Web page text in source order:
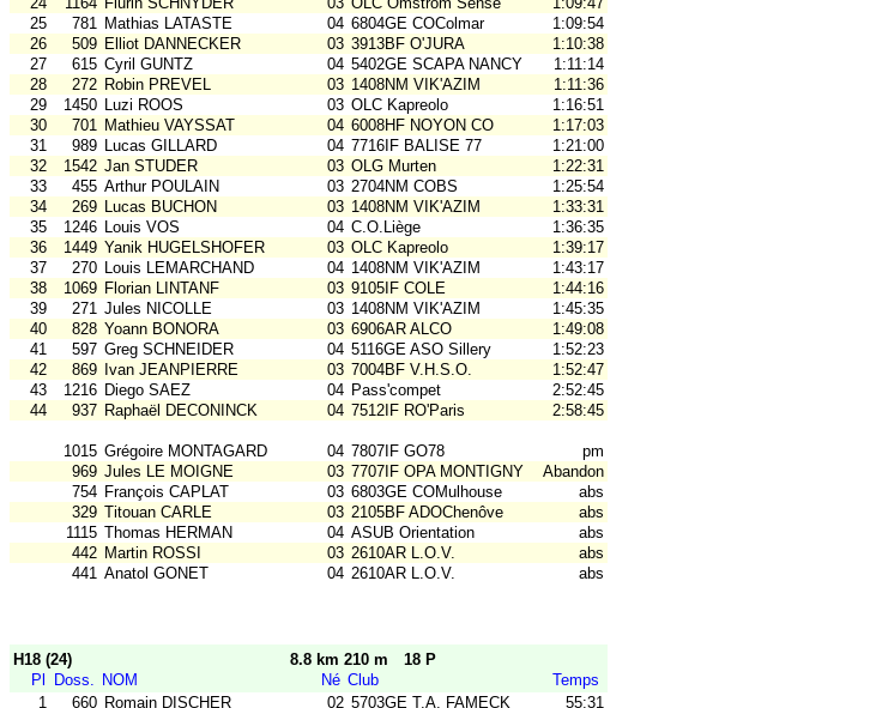
25
781 Mathias LATASTE 04 6804GE COColmar
1:09:54
26
509 Elliot DANNECKER 03 3913BF O'JURA
1:10:38
27
615 Cyril GUNTZ 04 5402GE SCAPA NANCY
1:11:14
28
272 Robin PREVEL 03 1408NM VIK'AZIM
1:11:36
29
1450 Luzi ROOS 03 OLC Kapreolo
1:16:51
30
701 Mathieu VAYSSAT 04 6008HF NOYON CO
1:17:03
31
989 Lucas GILLARD 04 7716IF BALISE 77
1:21:00
32
1542 Jan STUDER 03 OLG Murten
1:22:31
33
455 Arthur POULAIN 03 2704NM COBS
1:25:54
34
269 Lucas BUCHON 03 1408NM VIK'AZIM
1:33:31
35
1246 Louis VOS 04 C.O.Liège
1:36:35
36
1449 Yanik HUGELSHOFER 03 OLC Kapreolo
1:39:17
37
270 Louis LEMARCHAND 04 1408NM VIK'AZIM
1:43:17
38
1069 Florian LINTANF 03 9105IF COLE
1:44:16
39
271 Jules NICOLLE 03 1408NM VIK'AZIM
1:45:35
40
828 Yoann BONORA 03 6906AR ALCO
1:49:08
41
597 Greg SCHNEIDER 04 5116GE ASO Sillery
1:52:23
42
869 Ivan JEANPIERRE 03 7004BF V.H.S.O.
1:52:47
43
1216 Diego SAEZ 04 Pass'compet
2:52:45
44
937 Raphaël DECONINCK 04 7512IF RO'Paris 2:58:45
1015 Grégoire MONTAGARD 04 7807IF GO78
pm
969 Jules LE MOIGNE 03 7707IF OPA MONTIGNY
Abandon
754 François CAPLAT 03 6803GE COMulhouse
abs
329 Titouan CARLE 03 2105BF ADOChenôve
abs
1115 Thomas HERMAN 04 ASUB Orientation
abs
442 Martin ROSSI 03 2610AR L.O.V.
abs
441 Anatol GONET 04 2610AR L.O.V. abs
H18 (24) 8.8 km 210 m
18 P
Pl
Doss. NOM Né Club
Temps
1
660 Romain DISCHER 02 5703GE T.A. FAMECK
55:31